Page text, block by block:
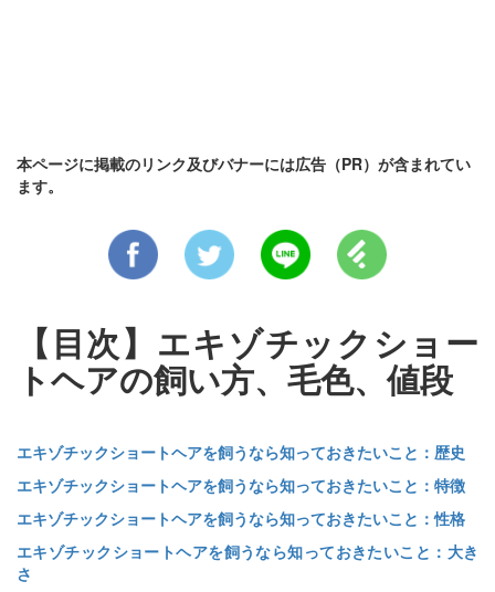
本ページに掲載のリンク及びバナーには広告（PR）が含まれてい
ます。
【目次】エキゾチックショー
トヘアの飼い方、毛色、値段
エキゾチックショートヘアを飼うなら知っておきたいこと：歴史
エキゾチックショートヘアを飼うなら知っておきたいこと：特徴
エキゾチックショートヘアを飼うなら知っておきたいこと：性格
エキゾチックショートヘアを飼うなら知っておきたいこと：大き
さ